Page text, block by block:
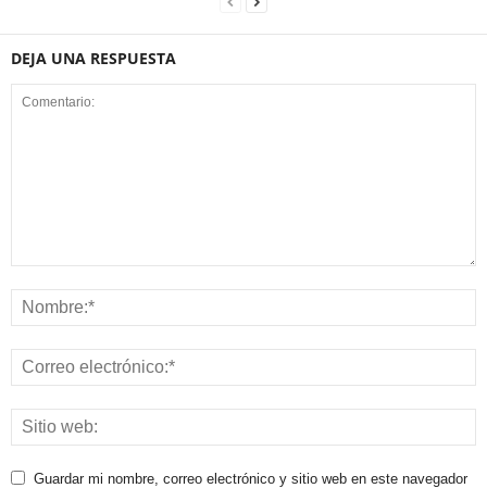
DEJA UNA RESPUESTA
Guardar mi nombre, correo electrónico y sitio web en este navegador